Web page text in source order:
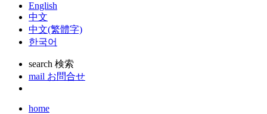
English
中文
中文(繁體字)
한국어
search 検索
mail お問合せ
home